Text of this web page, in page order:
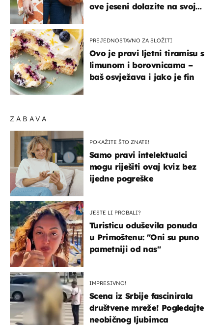
ZABAVA
POKAŽITE ŠTO ZNATE!
Samo pravi intelektualci
mogu riješiti ovaj kviz bez
ijedne pogreške
JESTE LI PROBALI?
Turisticu oduševila ponuda
u Primoštenu: "Oni su puno
pametniji od nas"
IMPRESIVNO!
Scena iz Srbije fascinirala
društvene mreže! Pogledajte
neobičnog ljubimca
ove jeseni dolazite na svoje
PREJEDNOSTAVNO ZA SLOŽITI
Ovo je pravi ljetni tiramisu s
limunom i borovnicama –
baš osvježava i jako je fin